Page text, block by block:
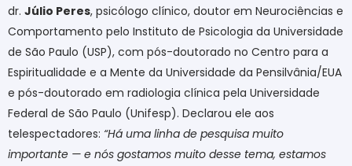
dr. Júlio Peres, psicólogo clínico, doutor em Neurociências e
Comportamento pelo Instituto de Psicologia da Universidade
de São Paulo (USP), com pós-doutorado no Centro para a
Espiritualidade e a Mente da Universidade da Pensilvânia/EUA
e pós-doutorado em radiologia clínica pela Universidade
Federal de São Paulo (Unifesp). Declarou ele aos
telespectadores: “Há uma linha de pesquisa muito
importante — e nós gostamos muito desse tema, estamos